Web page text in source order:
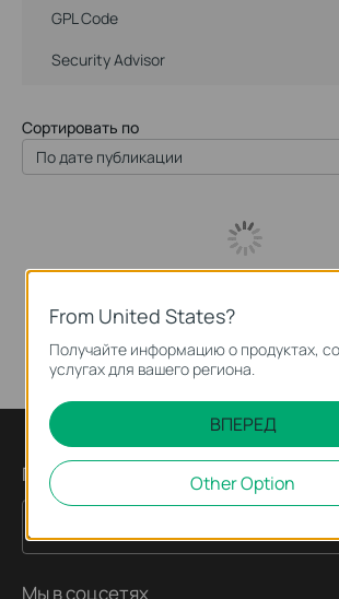
GPL Code
Security Advisor
Сортировать по
По дате публикации
Подпишитесь на рассылку
Мы в соцсетях
From United States?
Получайте информацию о продуктах,
услугах для вашего региона.
ВПЕРЕД
Other Option